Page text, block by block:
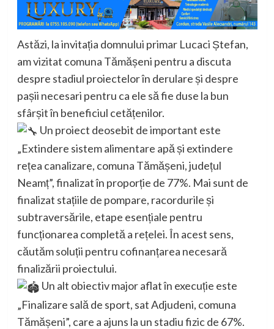
Astăzi, la invitația domnului primar Lucaci Ștefan,
am vizitat comuna Tămășeni pentru a discuta
despre stadiul proiectelor în derulare și despre
pașii necesari pentru ca ele să fie duse la bun
sfârșit în beneficiul cetățenilor.
Un proiect deosebit de important este
„Extindere sistem alimentare apă și extindere
rețea canalizare, comuna Tămășeni, județul
Neamț”, finalizat în proporție de 77%. Mai sunt de
finalizat stațiile de pompare, racordurile și
subtraversările, etape esențiale pentru
funcționarea completă a rețelei. În acest sens,
căutăm soluții pentru cofinanțarea necesară
finalizării proiectului.
Un alt obiectiv major aflat în execuție este
„Finalizare sală de sport, sat Adjudeni, comuna
Tămășeni”, care a ajuns la un stadiu fizic de 67%.